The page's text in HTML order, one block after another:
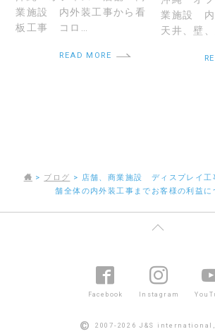
業施設 内外装工事から看
板工事 コロ…
READ MORE
業施設 内
天井、壁、
> ブログ > 店舗、商業施設 ディスプレイ工
舗全体の内外装工事までお客様の利益に
Facebook Instagram
© 2007-2026 J&S